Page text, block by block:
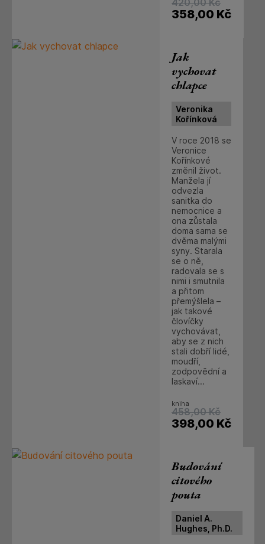
420,00 Kč
358,00 Kč
Jak
vychovat
chlapce
Veronika
Kořínková
V roce 2018 se
Veronice
Kořínkové
změnil život.
Manžela jí
odvezla
sanitka do
nemocnice a
ona zůstala
doma sama se
dvěma malými
syny. Starala
se o ně,
radovala se s
nimi i smutnila
a přitom
přemýšlela –
jak takové
človíčky
vychovávat,
aby se z nich
stali dobří lidé,
moudří,
zodpovědní a
laskaví...
kniha
458,00 Kč
398,00 Kč
Budování
citového
pouta
Daniel A.
Hughes, Ph.D.